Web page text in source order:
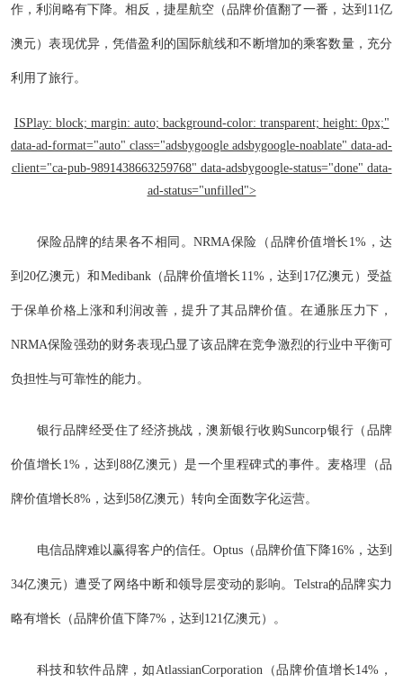
作，利润略有下降。相反，捷星航空（品牌价值翻了一番，达到11亿
澳元）表现优异，凭借盈利的国际航线和不断增加的乘客数量，充分
利用了旅行。
ISPlay: block; margin: auto; background-color: transparent; height: 0px;"
data-ad-format="auto" class="adsbygoogle adsbygoogle-noablate" data-ad-
client="ca-pub-9891438663259768" data-adsbygoogle-status="done" data-
ad-status="unfilled">
保险品牌的结果各不相同。NRMA保险（品牌价值增长1%，达
到20亿澳元）和Medibank（品牌价值增长11%，达到17亿澳元）受益
于保单价格上涨和利润改善，提升了其品牌价值。在通胀压力下，
NRMA保险强劲的财务表现凸显了该品牌在竞争激烈的行业中平衡可
负担性与可靠性的能力。
银行品牌经受住了经济挑战，澳新银行收购Suncorp银行（品牌
价值增长1%，达到88亿澳元）是一个里程碑式的事件。麦格理（品
牌价值增长8%，达到58亿澳元）转向全面数字化运营。
电信品牌难以赢得客户的信任。Optus（品牌价值下降16%，达到
34亿澳元）遭受了网络中断和领导层变动的影响。Telstra的品牌实力
略有增长（品牌价值下降7%，达到121亿澳元）。
科技和软件品牌，如AtlassianCorporation（品牌价值增长14%，